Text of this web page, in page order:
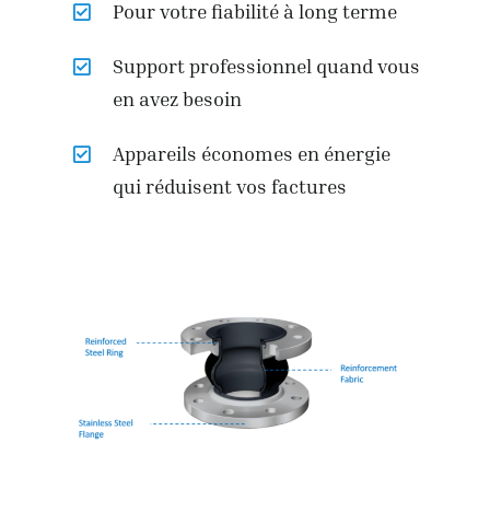
Pour votre fiabilité à long terme
Support professionnel quand vous
en avez besoin
Appareils économes en énergie
qui réduisent vos factures